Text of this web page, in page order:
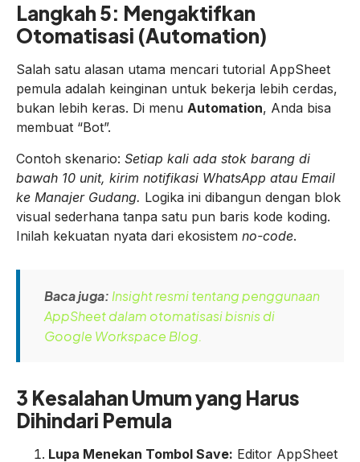
Langkah 5: Mengaktifkan
Otomatisasi (Automation)
Salah satu alasan utama mencari tutorial AppSheet
pemula adalah keinginan untuk bekerja lebih cerdas,
bukan lebih keras. Di menu Automation, Anda bisa
membuat “Bot”.
Contoh skenario: Setiap kali ada stok barang di
bawah 10 unit, kirim notifikasi WhatsApp atau Email
ke Manajer Gudang. Logika ini dibangun dengan blok
visual sederhana tanpa satu pun baris kode koding.
Inilah kekuatan nyata dari ekosistem no-code.
Baca juga: Insight resmi tentang penggunaan
AppSheet dalam otomatisasi bisnis di
Google Workspace Blog.
3 Kesalahan Umum yang Harus
Dihindari Pemula
Lupa Menekan Tombol Save: Editor AppSheet